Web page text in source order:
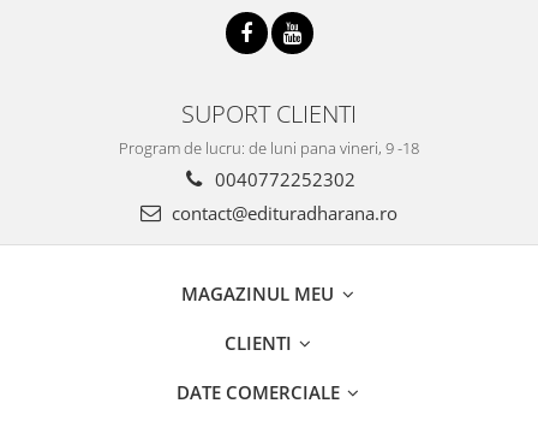
SUPORT CLIENTI
Program de lucru: de luni pana vineri, 9 -18
0040772252302
contact@edituradharana.ro
MAGAZINUL MEU
CLIENTI
DATE COMERCIALE